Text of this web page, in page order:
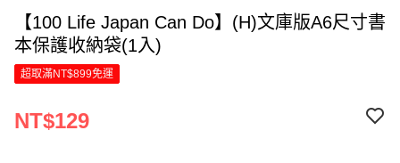
【100 Life Japan Can Do】(H)文庫版A6尺寸書
本保護收納袋(1入)
超取滿NT$899免運
NT$129